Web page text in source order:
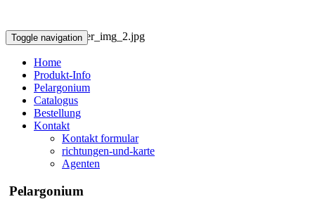
Toggle navigation
Home
Produkt-Info
Pelargonium
Catalogus
Bestellung
Kontakt
Kontakt formular
richtungen-und-karte
Agenten
Pelargonium